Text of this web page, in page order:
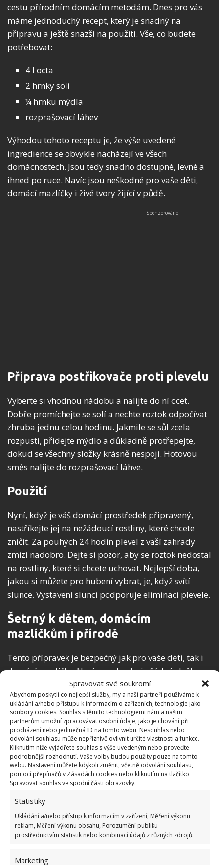
Spravovat své soukromí
Abychom poskytli co nejlepší služby, my a naši partneři používáme k
ukládání a/nebo přístupu k informacím o zařízeních, technologie jako
soubory cookies. Souhlas s těmito technologiemi nám a našim
partnerům umožní zpracovávat osobní údaje, jako je chování při
procházení nebo jedinečná ID na tomto webu. Nesouhlas nebo
odvolání souhlasu může nepříznivě ovlivnit určité vlastnosti a funkce.
Kliknutím níže vyjádřete souhlas s výše uvedeným nebo proveďte
podrobnější rozhodnutí. Vaše volby budou použity pouze na tomto
webu. Nastavení můžete kdykoli změnit, včetně odvolání souhlasu,
pomocí přepínačů v Zásadách cookies nebo kliknutím na tlačítko
Spravovat souhlas ve spodní části obrazovky.
Statistiky
Ukládání a/nebo přístup k informacím v zařízení, Měření výkonu
reklam, Měření výkonu obsahu, Porozumění publiku
prostřednictvím statistik nebo kombinací údajů z různých zdrojů.
Marketing
cestu přírodním domácím metodám. Dnes pro vás
máme jednoduchý recept, který je snadný na
přípravu a ještě snazší na použití. Vše, co budete
potřebovat:
4 l octa
2 hrnky soli
¼ hrnku mýdla
rozprašovací láhev
Výhodou tohoto receptu je, že výše uvedené
ingredience se obvykle nacházejí ve všech
domácnostech. Jsou tedy snadno dostupné, levné a
ihned po ruce. Navíc jsou neškodné pro vaše děti,
domácí mazlíčky i živé tvory žijící v půdě.
Příprava postřikovače proti plevelu
Vyberte si vhodnou nádobu a nalijte do ní ocet.
Dobře promíchejte se solí a nechte roztok odpočívat
zhruba jednu celou hodinu. Jakmile se sůl zcela
rozpustí, přidejte mýdlo a důkladně protřepejte,
dokud se všechny složky krásně nespojí. Hotovou
směs nalijte do rozprašovací láhve.
Použití
Nyní, když je váš domácí prostředek připravený,
nastříkejte jej na nežádoucí rostliny, které chcete
zničit. Za pouhých 24 hodin plevel z vaší zahrady
zmizí nadobro. Dejte si pozor, aby se roztok nedostal
na rostliny, které si chcete uchovat. Nejlepší doba,
jakou si můžete pro hubení vybrat, je, když svítí
slunce. Vystavení slunci podporuje eliminaci plevele.
Šetrný k dětem, domácím
mazlíčkům i přírodě
Tento přípravek je bezpečný jak pro vaše děti, tak i
domácí mazlíčky. Navíc, neobsahuje žádné složky
toxické pro planetu ani pro naše zdraví. Naopak u
chemických prostředků, zakoupených v obchodech,
riskujete vyhubení všech důležitých živých tvorů
osidlující půdu. Prvky v zemi absorbují toxické
složky vylučované z chemických prostředků a tím
budou nevratně zničeny.
Nemluvě o tom, jaká zdravotní rizika hrozí vám,
vašim dětem i zvířatům. Zvláště u malých dětí a
domácích mazlíčků je velice pravděpodobné, že část
produktu omylem ochutnají. Budou tak vystaveni
riziku intoxikace, která může vést až ke smrti.